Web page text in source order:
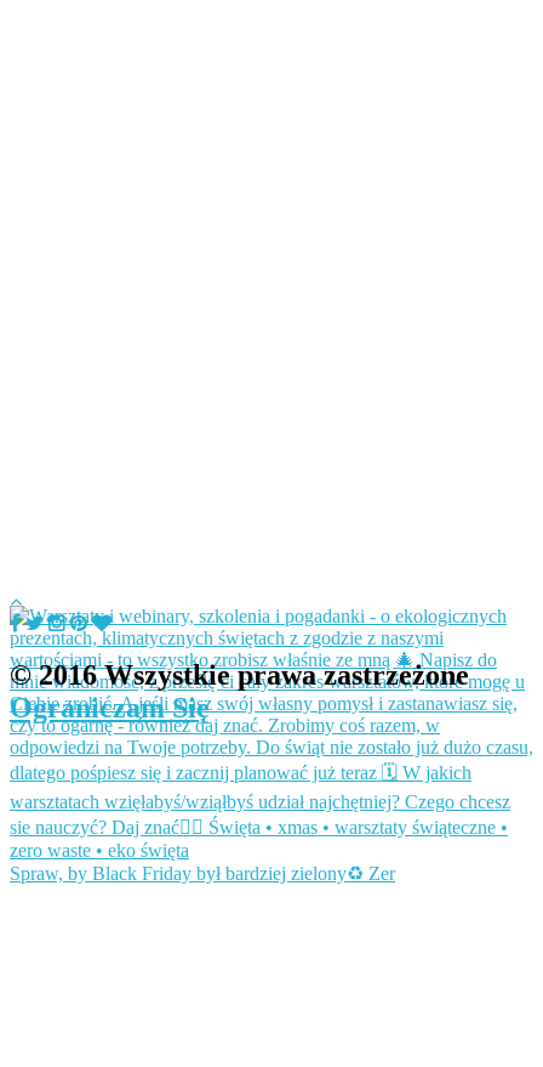
Spraw, by Black Friday był bardziej zielony♻️ Zer
© 2016 Wszystkie prawa zastrzeżone
Ograniczam Się